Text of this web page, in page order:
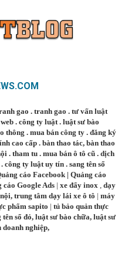
gao . tranh gao . tư vấn luật
. công ty luật. luật sư bào
thông . mua bán công ty. đăng ký
cao cấp . bàn thao tác, bàn thao
. tham tu. mua bán ô tô cũ. dịch
. công ty luật uy tín . sang tên sổ
cáo Facebook| Quảng cáo
cáo Google Ads | xe đẩy inox , dạy
, trung tâm dạy lái xe ô tô | máy
phẩm sapito | tủ bảo quản thực
tên sổ đỏ, luật sư bào chữa, luật sư
doanh nghiệp,